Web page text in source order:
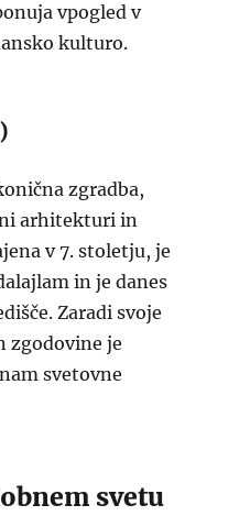
vpogled v
kulturo.
zgradba,
arhitekturi in
v 7. stoletju, je
in je danes
Zaradi svoje
zgodovine je
svetovne
svetu